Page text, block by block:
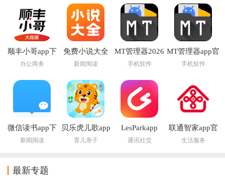
顺丰小哥app下
载
办公商务
免费小说大全
app下载
新闻阅读
MT管理器2026
官方最新版本
手机软件
MT管理器app官
方版下载
手机软件
微信读书app下
载安装官方版
新闻阅读
贝乐虎儿歌app
育儿亲子
LesParkapp
通讯社交
联通智家app官
方正版
生活服务
最新专题